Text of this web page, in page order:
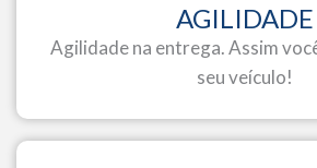
AGILIDADE
Agilidade na entrega. Assim
seu veículo!